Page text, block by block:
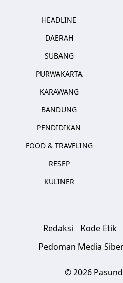
HEADLINE
DAERAH
SUBANG
PURWAKARTA
KARAWANG
BANDUNG
PENDIDIKAN
FOOD & TRAVELING
RESEP
KULINER
Redaksi Kode Etik
Pedoman Media
© 2026